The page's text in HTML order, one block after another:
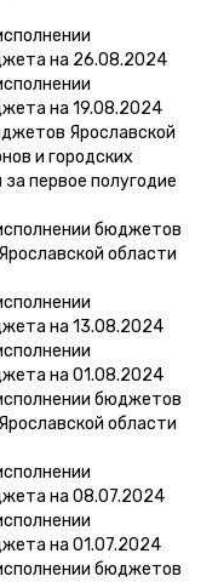
на 26.08.2024
на 19.08.2024
Ярославской
и городских
первое полугодие
бюджетов
области
на 13.08.2024
на 01.08.2024
бюджетов
области
на 08.07.2024
на 01.07.2024
бюджетов